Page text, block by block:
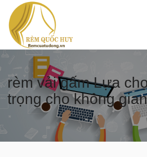
rèm vải gấm Lựa
trọng cho không